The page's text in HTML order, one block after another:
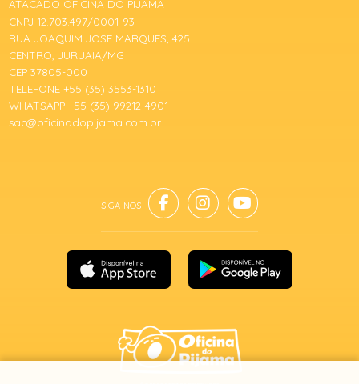
ATACADO OFICINA DO PIJAMA
CNPJ 12.703.497/0001-93
RUA JOAQUIM JOSE MARQUES, 425
CENTRO, JURUAIA/MG
CEP 37805-000
TELEFONE +55 (35) 3553-1310
WHATSAPP +55 (35) 99212-4901
sac@oficinadopijama.com.br